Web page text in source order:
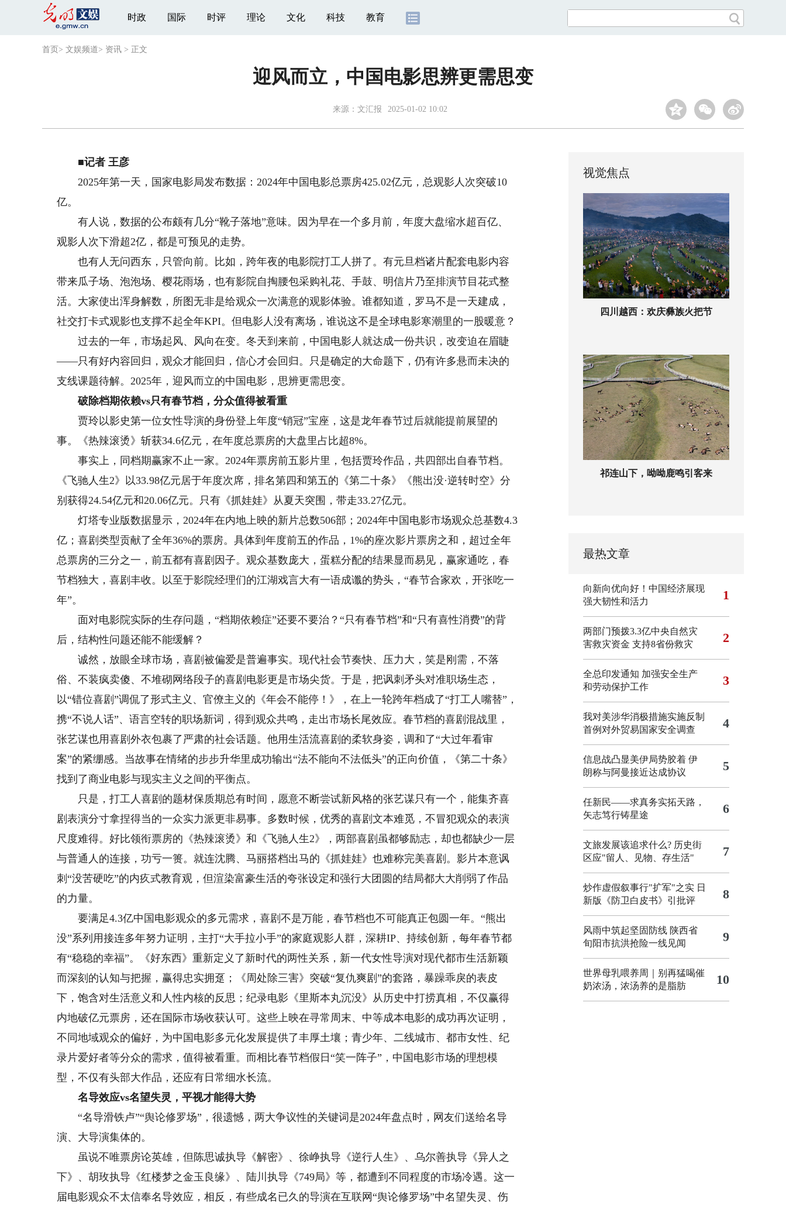
时政 国际 时评 理论 文化 科技 教育
首页 > 文娱频道> 资讯 > 正文
迎风而立，中国电影思辨更需思变
来源： 文汇报 2025-01-02 10:02
■记者 王彦
2025年第一天，国家电影局发布数据：2024年中国电影总票房425.02亿元，总观影人次突破10
亿。
有人说，数据的公布颇有几分“靴子落地”意味。因为早在一个多月前，年度大盘缩水超百亿、
观影人次下滑超2亿，都是可预见的走势。
也有人无问西东，只管向前。比如，跨年夜的电影院打工人拼了。有元旦档诸片配套电影内容
带来瓜子场、泡泡场、樱花雨场，也有影院自掏腰包采购礼花、手鼓、明信片乃至排演节目花式整
活。大家使出浑身解数，所图无非是给观众一次满意的观影体验。谁都知道，罗马不是一天建成，
社交打卡式观影也支撑不起全年KPI。但电影人没有离场，谁说这不是全球电影寒潮里的一股暖意？
过去的一年，市场起风、风向在变。冬天到来前，中国电影人就达成一份共识，改变迫在眉睫
——只有好内容回归，观众才能回归，信心才会回归。只是确定的大命题下，仍有许多悬而未决的
支线课题待解。2025年，迎风而立的中国电影，思辨更需思变。
破除档期依赖vs只有春节档，分众值得被看重
贾玲以影史第一位女性导演的身份登上年度“销冠”宝座，这是龙年春节过后就能提前展望的
事。《热辣滚烫》斩获34.6亿元，在年度总票房的大盘里占比超8%。
事实上，同档期赢家不止一家。2024年票房前五影片里，包括贾玲作品，共四部出自春节档。
《飞驰人生2》以33.98亿元居于年度次席，排名第四和第五的《第二十条》《熊出没·逆转时空》分
别获得24.54亿元和20.06亿元。只有《抓娃娃》从夏天突围，带走33.27亿元。
灯塔专业版数据显示，2024年在内地上映的新片总数506部；2024年中国电影市场观众总基数4.3
亿；喜剧类型贡献了全年36%的票房。具体到年度前五的作品，1%的座次影片票房之和，超过全年
总票房的三分之一，前五都有喜剧因子。观众基数庞大，蛋糕分配的结果显而易见，赢家通吃，春
节档独大，喜剧丰收。以至于影院经理们的江湖戏言大有一语成谶的势头，“春节合家欢，开张吃一
年”。
面对电影院实际的生存问题，“档期依赖症”还要不要治？“只有春节档”和“只有喜性消费”的背
后，结构性问题还能不能缓解？
诚然，放眼全球市场，喜剧被偏爱是普遍事实。现代社会节奏快、压力大，笑是刚需，不落
俗、不装疯卖傻、不堆砌网络段子的喜剧电影更是市场尖货。于是，把讽刺矛头对准职场生态，
以“错位喜剧”调侃了形式主义、官僚主义的《年会不能停！》，在上一轮跨年档成了“打工人嘴替”，
携“不说人话”、语言空转的职场新词，得到观众共鸣，走出市场长尾效应。春节档的喜剧混战里，
张艺谋也用喜剧外衣包裹了严肃的社会话题。他用生活流喜剧的柔软身姿，调和了“大过年看审
案”的紧绷感。当故事在情绪的步步升华里成功输出“法不能向不法低头”的正向价值，《第二十条》
找到了商业电影与现实主义之间的平衡点。
只是，打工人喜剧的题材保质期总有时间，愿意不断尝试新风格的张艺谋只有一个，能集齐喜
剧表演分寸拿捏得当的一众实力派更非易事。多数时候，优秀的喜剧文本难觅，不冒犯观众的表演
尺度难得。好比领衔票房的《热辣滚烫》和《飞驰人生2》，两部喜剧虽都够励志，却也都缺少一层
与普通人的连接，功亏一篑。就连沈腾、马丽搭档出马的《抓娃娃》也难称完美喜剧。影片本意讽
刺“没苦硬吃”的内疚式教育观，但渲染富豪生活的夸张设定和强行大团圆的结局都大大削弱了作品
的力量。
要满足4.3亿中国电影观众的多元需求，喜剧不是万能，春节档也不可能真正包圆一年。“熊出
没”系列用接连多年努力证明，主打“大手拉小手”的家庭观影人群，深耕IP、持续创新，每年春节都
有“稳稳的幸福”。《好东西》重新定义了新时代的两性关系，新一代女性导演对现代都市生活新颖
而深刻的认知与把握，赢得忠实拥趸；《周处除三害》突破“复仇爽剧”的套路，暴躁乖戾的表皮
下，饱含对生活意义和人性内核的反思；纪录电影《里斯本丸沉没》从历史中打捞真相，不仅赢得
内地破亿元票房，还在国际市场收获认可。这些上映在寻常周末、中等成本电影的成功再次证明，
不同地域观众的偏好，为中国电影多元化发展提供了丰厚土壤；青少年、二线城市、都市女性、纪
录片爱好者等分众的需求，值得被看重。而相比春节档假日“笑一阵子”，中国电影市场的理想模
型，不仅有头部大作品，还应有日常细水长流。
名导效应vs名望失灵，平视才能得大势
“名导滑铁卢”“舆论修罗场”，很遗憾，两大争议性的关键词是2024年盘点时，网友们送给名导
演、大导演集体的。
虽说不唯票房论英雄，但陈思诚执导《解密》、徐峥执导《逆行人生》、乌尔善执导《异人之
下》、胡玫执导《红楼梦之金玉良缘》、陆川执导《749局》等，都遭到不同程度的市场冷遇。这一
届电影观众不太信奉名导效应，相反，有些成名已久的导演在互联网“舆论修罗场”中名望失灵、伤
视觉焦点
四川越西：欢庆彝族火把节
祁连山下，呦呦鹿鸣引客来
最热文章
向新向优向好！中国经济展现
强大韧性和活力
1
两部门预拨3.3亿中央自然灾
害救灾资金 支持8省份救灾
2
全总印发通知 加强安全生产
和劳动保护工作
3
我对美涉华消极措施实施反制
首例对外贸易国家安全调查
4
信息战凸显美伊局势胶着 伊
朗称与阿曼接近达成协议
5
任新民——求真务实拓天路，
矢志笃行铸星途
6
文旅发展该追求什么? 历史街
区应"留人、见物、存生活"
7
炒作虚假叙事行"扩军"之实 日
新版《防卫白皮书》引批评
8
风雨中筑起坚固防线 陕西省
旬阳市抗洪抢险一线见闻
9
世界母乳喂养周｜别再猛喝催
奶浓汤，浓汤养的是脂肪
10